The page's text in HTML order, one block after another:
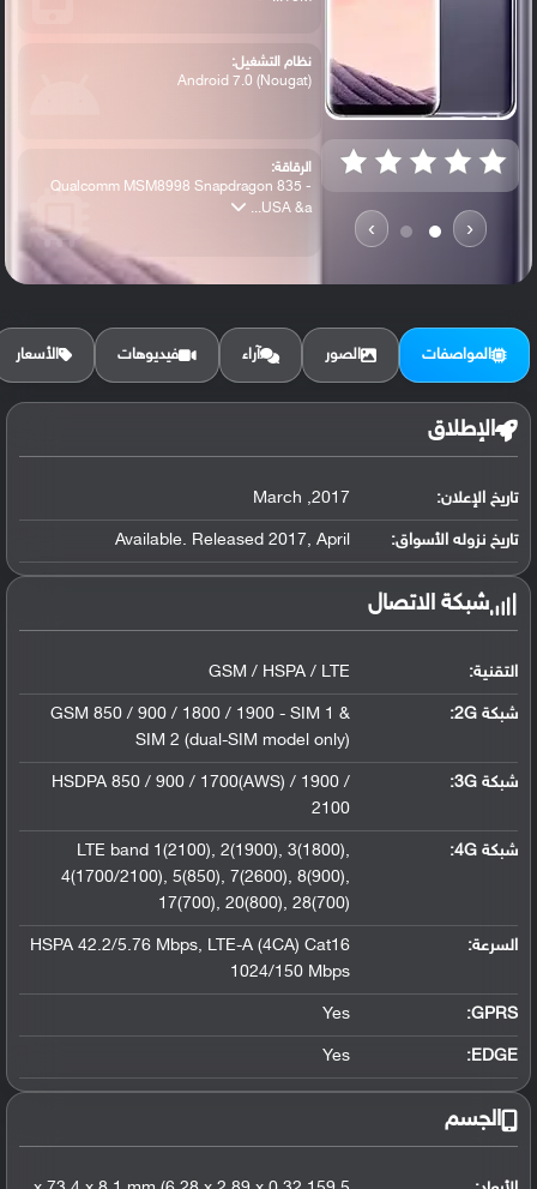
‹
›
نظام التشغيل:
Android 7.0 (Nougat)
الرقاقة:
Qualcomm MSM8998 Snapdragon 835 -
USA &a...
الرام / التخزين:
المواصفات الصور آراء فيديوهات الأسعار
الإطلاق
تاريخ الإعلان: 2017, March
تاريخ نزوله الأسواق: Available. Released 2017, April
شبكة الاتصال
التقنية: GSM / HSPA / LTE
شبكة 2G:
GSM 850 / 900 / 1800 / 1900 - SIM 1 &
SIM 2 (dual-SIM model only)
شبكة 3G :
HSDPA 850 / 900 / 1700(AWS) / 1900 /
2100
شبكة 4G :
LTE band 1(2100), 2(1900), 3(1800),
4(1700/2100), 5(850), 7(2600), 8(900),
17(700), 20(800), 28(700)
السرعة:
HSPA 42.2/5.76 Mbps, LTE-A (4CA) Cat16
1024/150 Mbps
GPRS:
Yes
EDGE:
Yes
الجسم